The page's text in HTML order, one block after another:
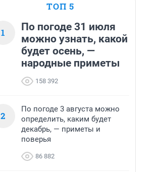
ТОП 5
1
По погоде 31 июля
можно узнать, какой
будет осень, —
народные приметы
158 392
2
По погоде 3 августа можно
определить, каким будет
декабрь, — приметы и
поверья
86 882